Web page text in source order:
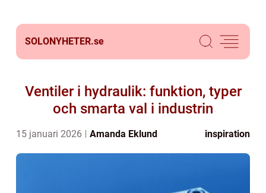
SOLONYHETER.se
Ventiler i hydraulik: funktion, typer
och smarta val i industrin
15 januari 2026 Amanda Eklund inspiration